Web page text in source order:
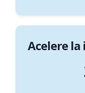
Acelere